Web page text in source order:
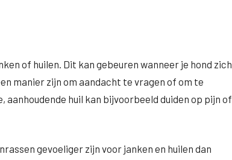
of huilen. Dit kan gebeuren wanneer je hond zich
manier zijn om aandacht te vragen of om te
huil kan bijvoorbeeld duiden op pijn of
gevoeliger zijn voor janken en huilen dan